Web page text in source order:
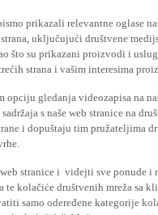
prikazali relevantne oglase
uključujući društvene
što su prikazani proizvodi i
strana i vašim interesima
gledanja videozapisa na
s naše web stranice na
i dopuštaju tim pružateljima
stranice i videjti sve ponude i
kolačiće društvenih mreža sa
samo odeređene kategorije